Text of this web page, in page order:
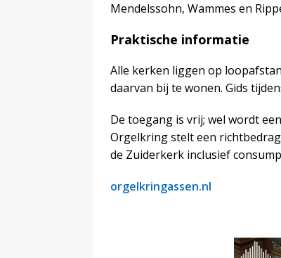
Mendelssohn, Wammes en
Praktische informatie
Alle kerken liggen op
daarvan bij te wonen. Gids
De toegang is vrij; wel wordt
Orgelkring stelt een
de Zuiderkerk inclusief
orgelkringassen.nl